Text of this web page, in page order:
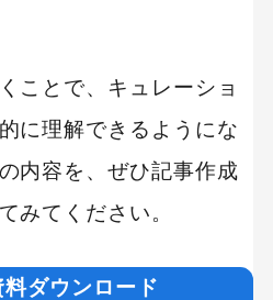
ことで、キュレーショ
に理解できるようにな
内容を、ぜひ記事作成
みてください。
料ダウンロード